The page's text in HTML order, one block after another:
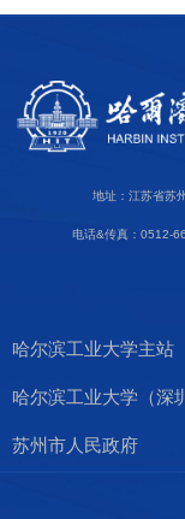
地址：江苏省苏
电话&传真：0512-
哈尔滨工业大学主站
哈尔滨工业大学（深
苏州市人民政府